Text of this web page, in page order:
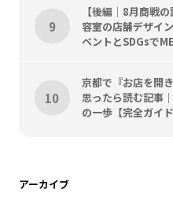
【後編｜8月商戦
容室の店舗デザイ
ベントとSDGsで
京都で『お店を開
思ったら読む記事
の一歩【完全ガイド
アーカイブ